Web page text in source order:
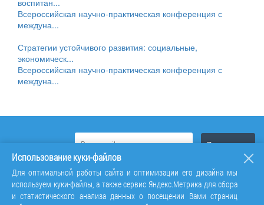
воспитан...
Всероссийская научно-практическая конференция с
междуна...
Стратегии устойчивого развития: социальные,
экономическ...
Всероссийская научно-практическая конференция с
междуна...
Использование куки-файлов
Для оптимальной работы сайта и оптимизации его дизайна мы
используем куки-файлы, а также сервис Яндекс.Метрика для сбора
и статистического анализа данных о посещении Вами страниц